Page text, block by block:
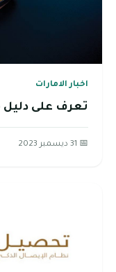
اخبار الامارات
تعرف على دليل
📅 31 ديسمبر 2023